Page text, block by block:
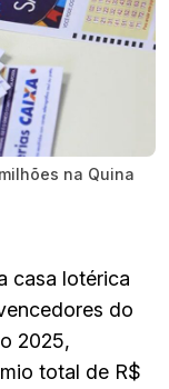
na Quina
casa lotérica
do
2025,
total de R$